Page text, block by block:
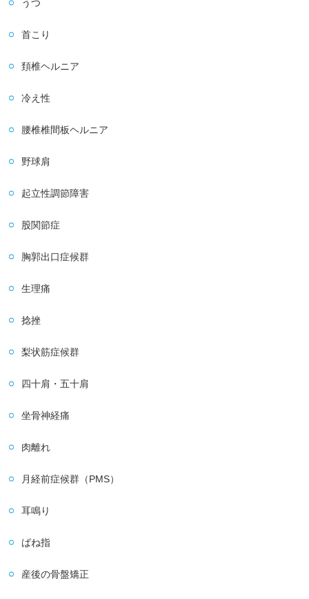
うつ
首こり
頚椎ヘルニア
冷え性
腰椎椎間板ヘルニア
野球肩
起立性調節障害
股関節症
胸郭出口症候群
生理痛
捻挫
梨状筋症候群
四十肩・五十肩
坐骨神経痛
肉離れ
月経前症候群（PMS）
耳鳴り
ばね指
産後の骨盤矯正